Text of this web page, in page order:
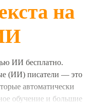
на
ИИ бесплатно.
(ИИ) писатели — это
автоматически
обучение и большие